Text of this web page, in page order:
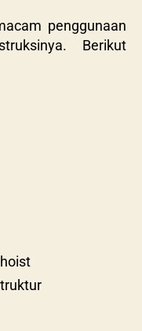
penggunaan
Berikut